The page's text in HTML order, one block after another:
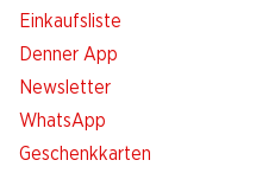
Einkaufsliste
Denner App
Newsletter
WhatsApp
Geschenkkarten